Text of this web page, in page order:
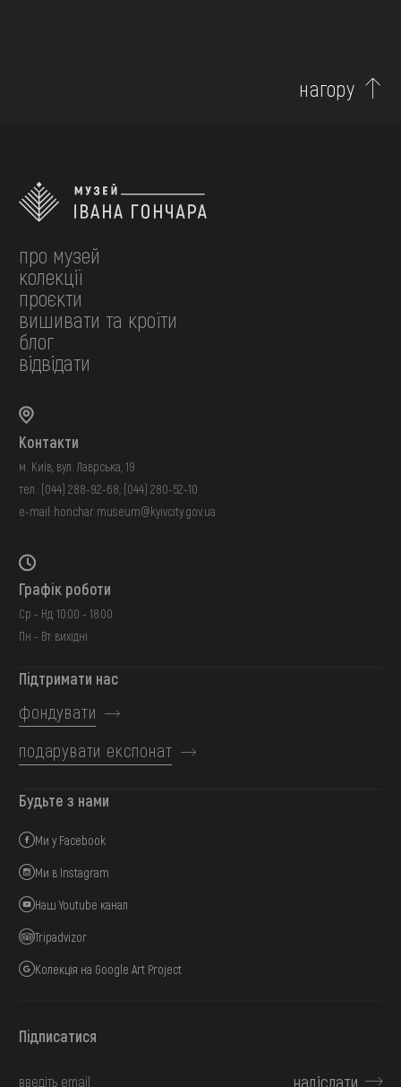
нагору
про музей
колекції
проєкти
вишивати та кроїти
блог
відвідати
Контакти
м. Київ, вул. Лаврська, 19
тел.: (044) 288-92-68 (044) 280-52-10
e-mail: honchar.museum@kyivcity.gov.ua
Графік роботи
Ср - Нд: 10:00 - 18:00
Пн - Вт: вихідні
Підтримати нас
фондувати
подарувати експонат
Будьте з нами
Ми у Facebook
Ми в Instagram
Наш Youtube канал
Tripadvizor
Колекція на Google Art Project
Підписатися
надіслати